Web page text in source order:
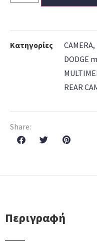
Κατηγορίες CAMERA,
DODGE
REAR
Share:
Περιγραφή